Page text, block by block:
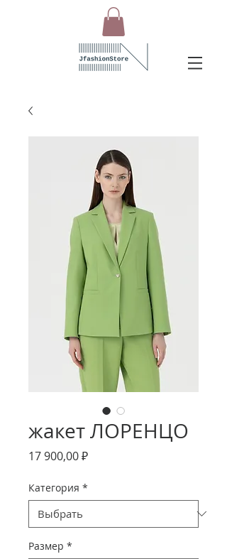
жакет ЛОРЕНЦО
17 900,00 ₽Цена
Категория *
Размер *